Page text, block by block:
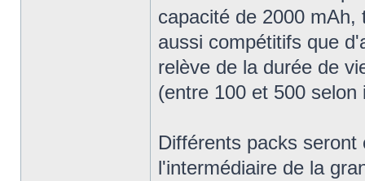
capacité de 2000
aussi compétitifs que
relève de la durée de
(entre 100 et 500
Différents packs
l'intermédiaire de la